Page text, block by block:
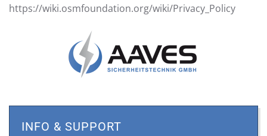
https://wiki.osmfoundation.org/wiki/Privacy_Policy
INFO & SUPPORT